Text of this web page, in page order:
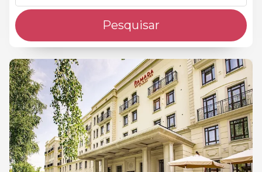
Pesquisar